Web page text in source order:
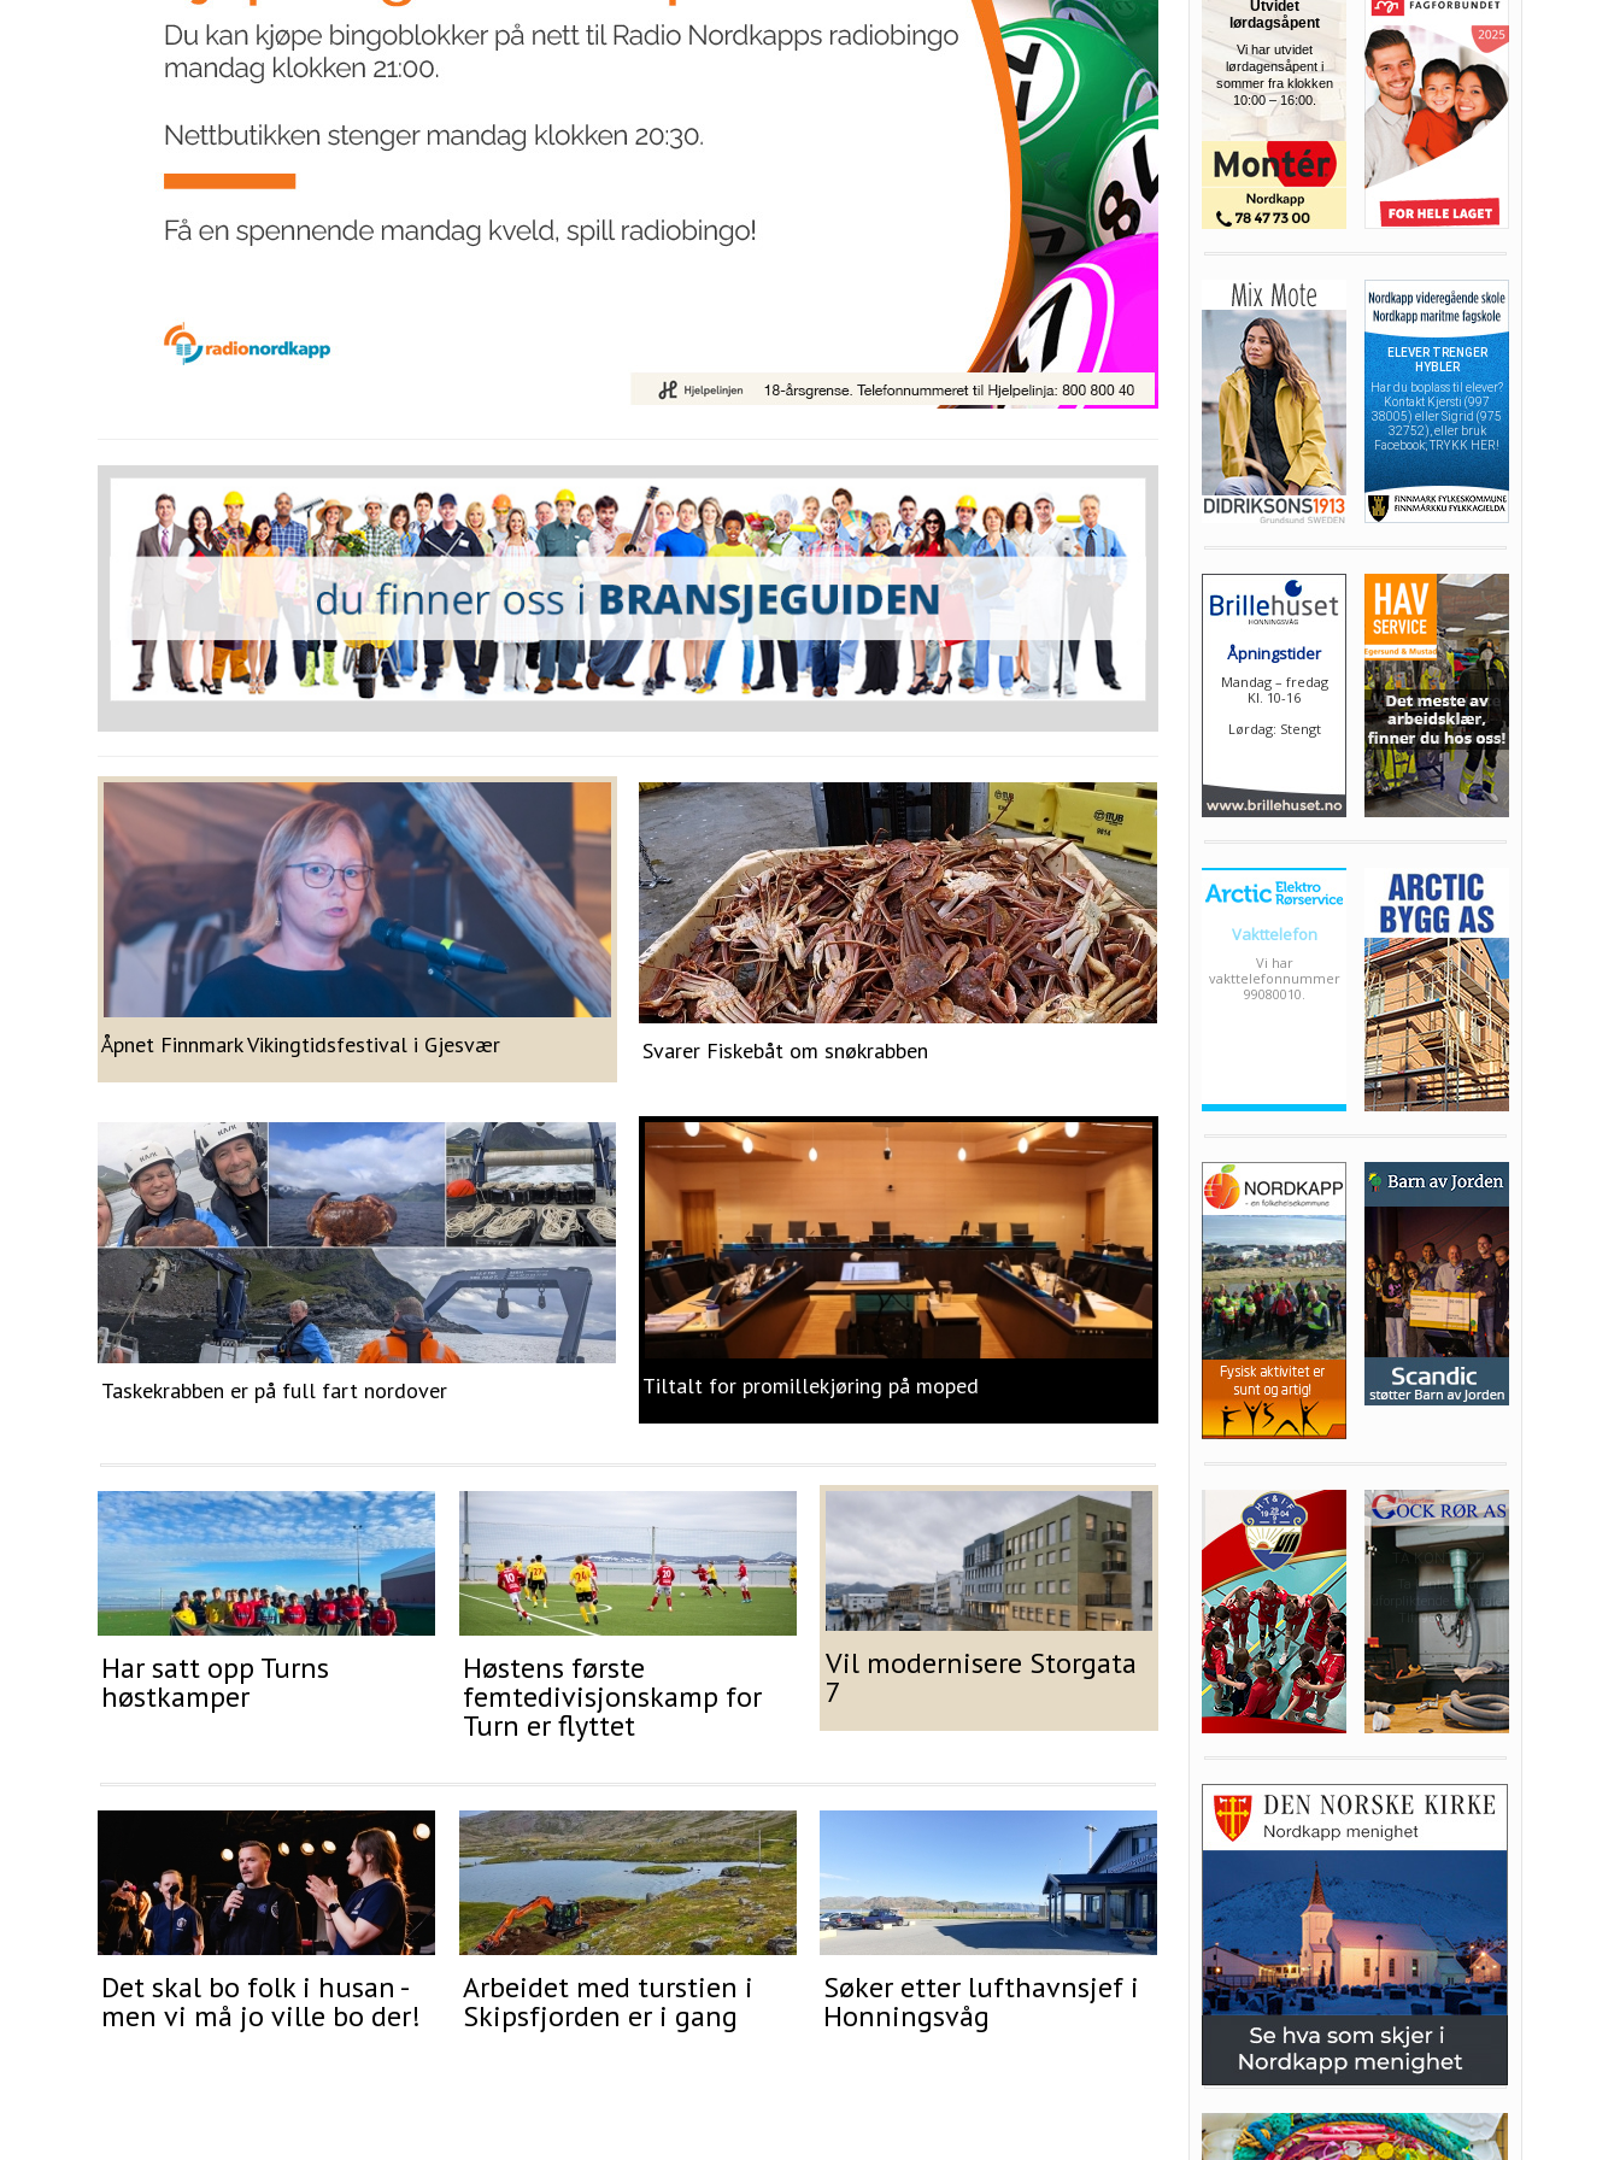
Åpnet Finnmark Vikingtidsfestival i Gjesvær Svarer Fiskebåt om snøkrabben
Taskekrabben er på full fart nordover Tiltalt for promillekjøring på moped
Har satt opp Turns
høstkamper
Høstens første
femtedivisjonskamp for
Turn er flyttet
Vil modernisere Storgata
7
Det skal bo folk i husan -
men vi må jo ville bo der!
Arbeidet med turstien i
Skipsfjorden er i gang
Søker etter lufthavnsjef i
Honningsvåg